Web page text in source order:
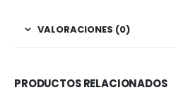
VALORACIONES (0)
PRODUCTOS RELACIONADOS